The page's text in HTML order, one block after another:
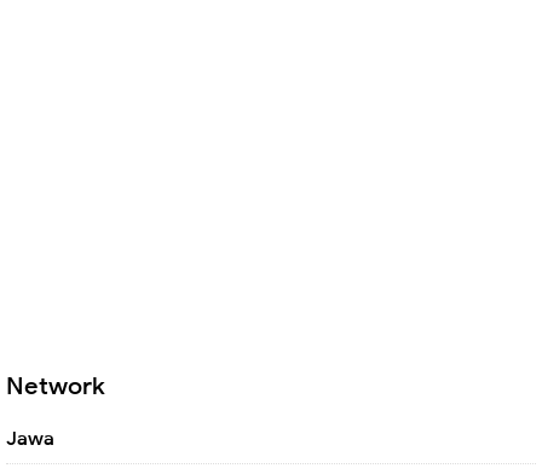
Network
Jawa